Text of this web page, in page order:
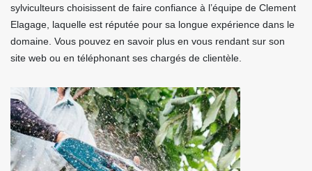
sylviculteurs choisissent de faire confiance à l’équipe de Clement
Elagage, laquelle est réputée pour sa longue expérience dans le
domaine. Vous pouvez en savoir plus en vous rendant sur son
site web ou en téléphonant ses chargés de clientèle.